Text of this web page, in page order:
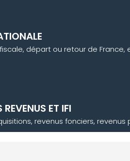
départ ou retour de
ET IFI
revenus fonciers,